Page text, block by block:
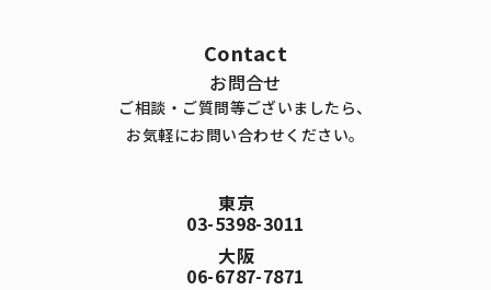
Contact
お問合せ
ご相談・ご質問等ございましたら、
お気軽にお問い合わせください。
東京
03-5398-3011
大阪
06-6787-7871